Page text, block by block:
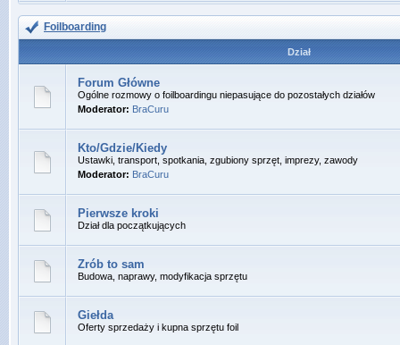
Foilboarding
Dział
Forum Główne
Ogólne rozmowy o foilboardingu niepasujące do pozostałych działów
Moderator: BraCuru
Kto/Gdzie/Kiedy
Ustawki, transport, spotkania, zgubiony sprzęt, imprezy, zawody
Moderator: BraCuru
Pierwsze kroki
Dział dla początkujących
Zrób to sam
Budowa, naprawy, modyfikacja sprzętu
Giełda
Oferty sprzedaży i kupna sprzętu foil